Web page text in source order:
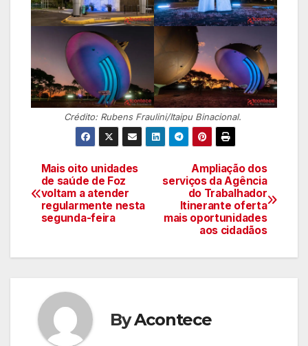
Crédito: Rubens Fraulini/Itaipu Binacional.
Navegação
de
artigos
Ampliação dos
serviços da Agência
do Trabalhador
Itinerante oferta
mais oportunidades
aos cidadãos
Mais oito unidades
de saúde de Foz
voltam a atender
regularmente nesta
segunda-feira
ByAcontece